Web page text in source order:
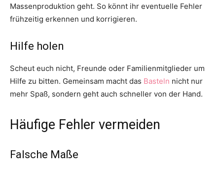
Massenproduktion geht. So könnt ihr eventuelle Fehler
frühzeitig erkennen und korrigieren.
Hilfe holen
Scheut euch nicht, Freunde oder Familienmitglieder um
Hilfe zu bitten. Gemeinsam macht das Basteln nicht nur
mehr Spaß, sondern geht auch schneller von der Hand.
Häufige Fehler vermeiden
Falsche Maße